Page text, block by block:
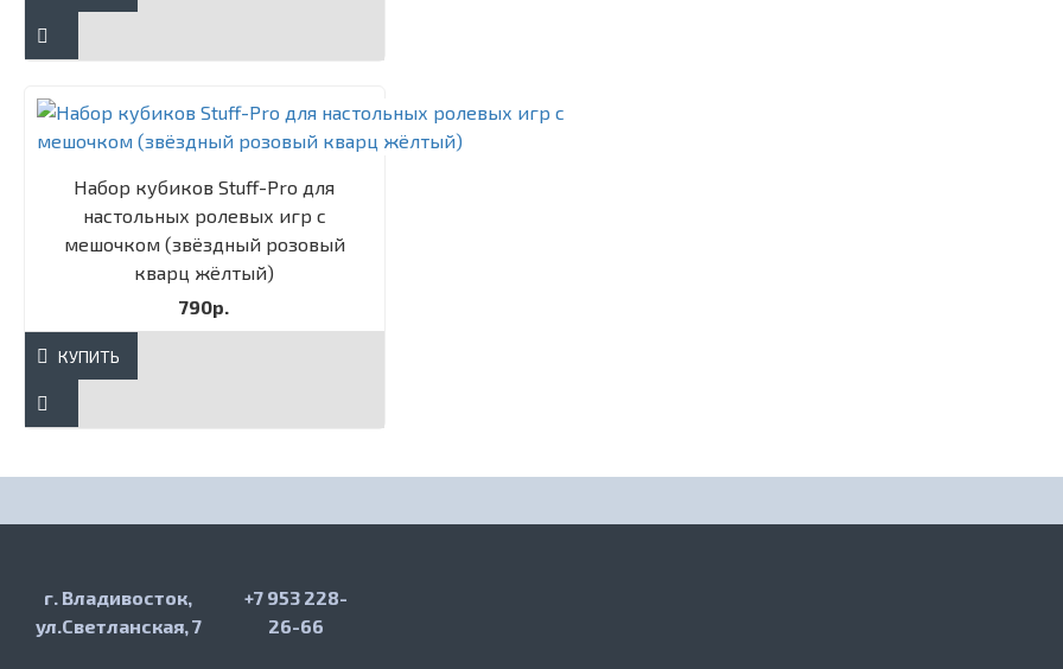
Набор кубиков Stuff-Pro для
настольных ролевых игр с
мешочком (звёздный розовый
кварц жёлтый)
790р.
КУПИТЬ
г. Владивосток,
ул.Светланская, 7
+7 953 228-
26-66